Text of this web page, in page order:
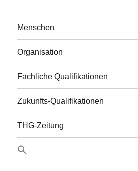
Menschen
Organisation
Fachliche Qualifikationen
Zukunfts-Qualifikationen
THG-Zeitung